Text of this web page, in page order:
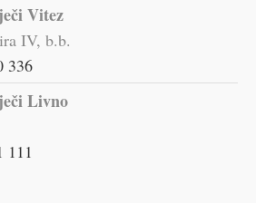
Vitez
IV, b.b.
336
Livno
111